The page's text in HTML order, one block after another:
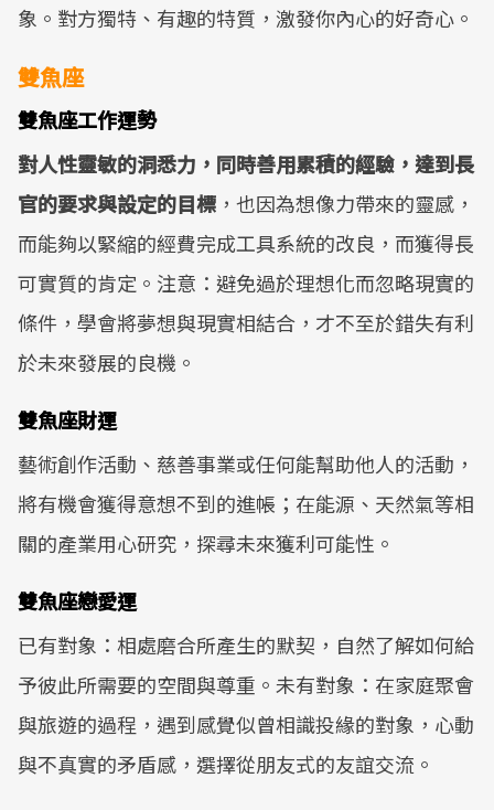
象。對方獨特、有趣的特質，激發你內心的好奇心。
雙魚座
雙魚座工作運勢
對人性靈敏的洞悉力，同時善用累積的經驗，達到長
官的要求與設定的目標 ，也因為想像力帶來的靈感，
而能夠以緊縮的經費完成工具系統的改良，而獲得長
可實質的肯定。注意：避免過於理想化而忽略現實的
條件，學會將夢想與現實相結合，才不至於錯失有利
於未來發展的良機。
雙魚座財運
藝術創作活動、慈善事業或任何能幫助他人的活動，
將有機會獲得意想不到的進帳；在能源、天然氣等相
關的產業用心研究，探尋未來獲利可能性。
雙魚座戀愛運
已有對象：相處磨合所產生的默契，自然了解如何給
予彼此所需要的空間與尊重。未有對象：在家庭聚會
與旅遊的過程，遇到感覺似曾相識投緣的對象，心動
與不真實的矛盾感，選擇從朋友式的友誼交流。